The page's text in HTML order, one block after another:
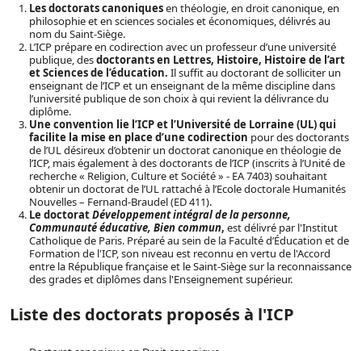
Les doctorats canoniquesen théologie, en droit canonique, en
philosophie et en sciences sociales et économiques, délivrés au
nom du Saint-Siège.
L’ICP prépare en codirection avec un professeur d’une université
publique, desdoctorants en Lettres, Histoire, Histoire de l’art
et Sciences de l’éducation. Il suffit au doctorant de solliciter un
enseignant de l’ICP et un enseignant de la même discipline dans
l’université publique de son choix à qui revient la délivrance du
diplôme.
Une convention lie l’ICP et l’Université de Lorraine (UL) qui
facilite la mise en place d’une codirection pour des doctorants
de l’UL désireux d’obtenir un doctorat canonique en théologie de
l’ICP, mais également à des doctorants de l’ICP (inscrits à l’Unité de
recherche « Religion, Culture et Société » - EA 7403) souhaitant
obtenir un doctorat de l’UL rattaché à l’Ecole doctorale Humanités
Nouvelles – Fernand-Braudel (ED 411).
Le doctoratDéveloppement intégral de la personne,
Communauté éducative, Bien commun, est délivré par l'Institut
Catholique de Paris. Préparé au sein de la Faculté d’Éducation et de
Formation de l'ICP, son niveau est reconnu en vertu de l'Accord
entre la République française et le Saint-Siège sur la reconnaissance
des grades et diplômes dans l'Enseignement supérieur.
Liste des doctorats proposés à l'ICP